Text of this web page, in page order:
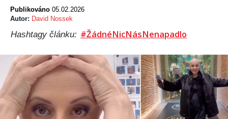
Publikováno 05.02.2026
Autor: David Nossek
Hashtagy článku: #ŽádnéNicNásNenapadlo